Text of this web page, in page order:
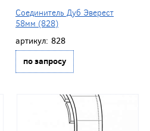
Соединитель Дуб Эверест
58мм (828)
артикул: 828
по запросу